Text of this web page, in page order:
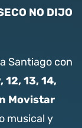
NO DIJO
Santiago con
12, 13, 14,
Movistar
musical y